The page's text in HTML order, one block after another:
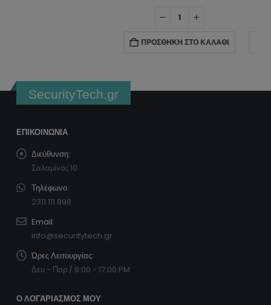
ΠΡΟΣΘΉΚΗ ΣΤΟ ΚΑΛΆΘΙ
SecurityTech.gr
ΕΠΙΚΟΙΝΩΝΊΑ
Διεύθυνση:
Σαλαμίνος 10
Τηλέφωνο:
2311 111 898
Email:
info@securitytech.gr
Ώρες Λειτουργίας:
Δευ - Παρ / 9:00 - 17:00 PM
Ο ΛΟΓΑΡΙΑΣΜΌΣ ΜΟΥ